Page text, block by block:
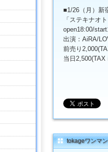
■1/26（月）新
「ステキナオ
open18:00/
出演：AiRA/
前売り
当日
tokageワンマ